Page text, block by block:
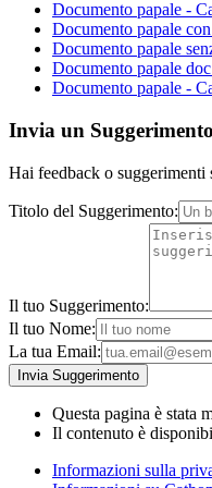
Documento papale -
Documento papale
Documento papale
Documento papale
Documento papale -
Invia un Suggerimento
Hai feedback o suggerimenti
Titolo del Suggerimento:
Il tuo Suggerimento:
Il tuo Nome:
La tua Email:
Questa pagina è stata
Il contenuto è
Informazioni sulla